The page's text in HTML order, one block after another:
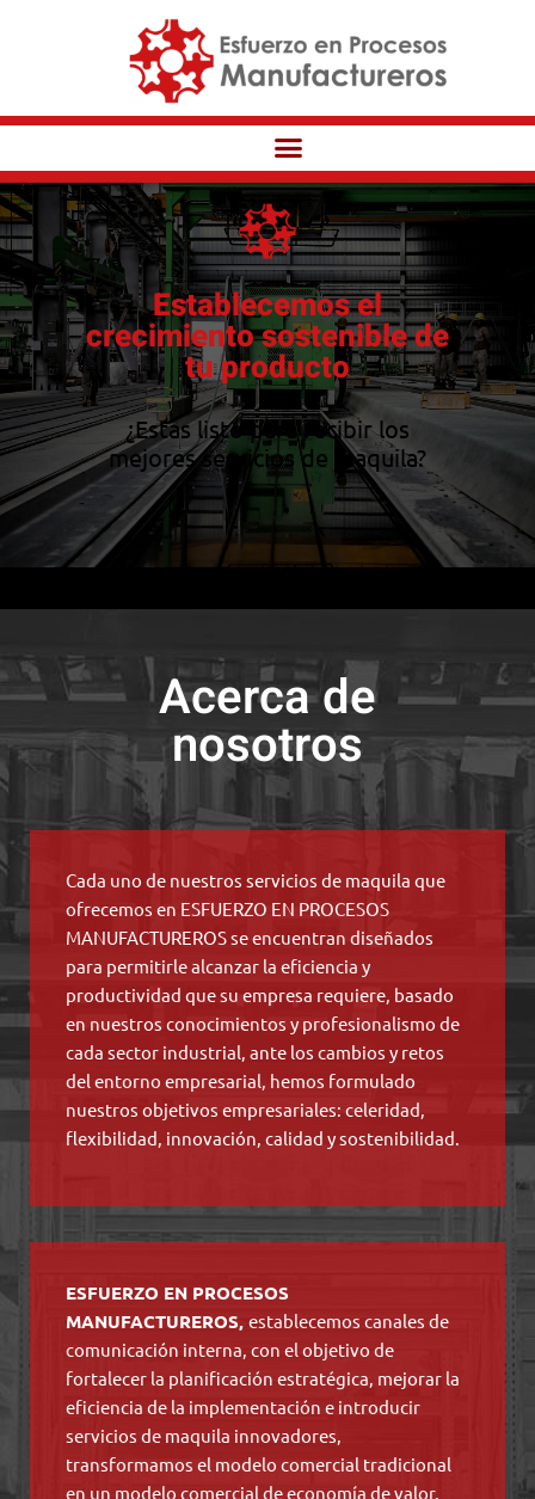
Establecemos el
crecimiento sostenible de
tu producto
¿Estas listo para recibir los
mejores servicios de maquila?
Acerca de
nosotros
Cada uno de nuestros servicios de maquila que
ofrecemos en ESFUERZO EN PROCESOS
MANUFACTUREROS se encuentran diseñados
para permitirle alcanzar la eficiencia y
productividad que su empresa requiere, basado
en nuestros conocimientos y profesionalismo de
cada sector industrial, ante los cambios y retos
del entorno empresarial, hemos formulado
nuestros objetivos empresariales: celeridad,
flexibilidad, innovación, calidad y sostenibilidad.
ESFUERZO EN PROCESOS
MANUFACTUREROS, establecemos canales de
comunicación interna, con el objetivo de
fortalecer la planificación estratégica, mejorar la
eficiencia de la implementación e introducir
servicios de maquila innovadores,
transformamos el modelo comercial tradicional
en un modelo comercial de economía de valor.